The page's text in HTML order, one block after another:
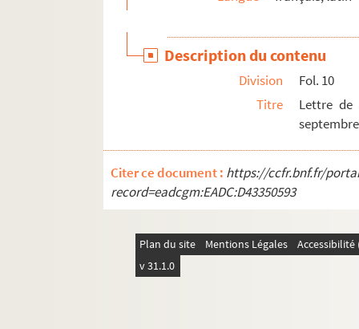
2549. Mémoire sur la bulleUnigenitus, par
2550. Lettre de milord Perth à l'abbé de la
2552. Note des ouvrages inédits qui se
2554. Pièces relatives à l'affaire du P.
2555. Recueil de pièces concernant l'église
2557. Remarques sur le culte de la prétendue
2558. « Passio sancti Sidronii martyris »
Description du contenu
Division
Fol. 10
Titre
Lettre de
Citer ce document : https://ccfr.bnf.fr/
record=eadcgm:EADC:D43350593
Plan du site Mentions Légales
v 31.1.0